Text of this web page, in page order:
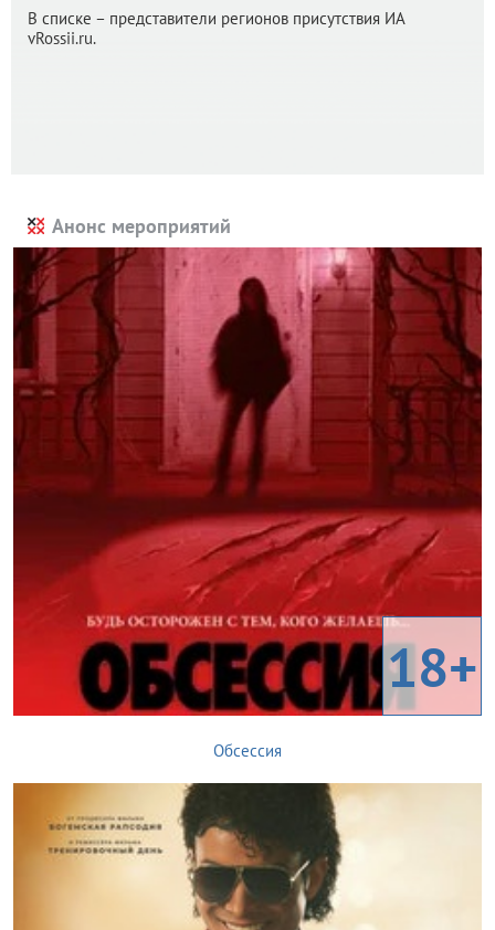
В списке – представители регионов присутствия ИА
vRossii.ru.
Анонс мероприятий
18+
Обсессия